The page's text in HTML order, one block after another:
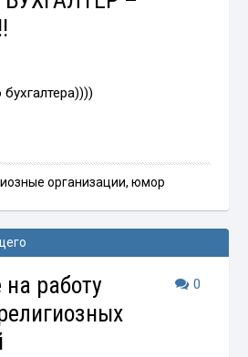
организации, юмор
0
работу